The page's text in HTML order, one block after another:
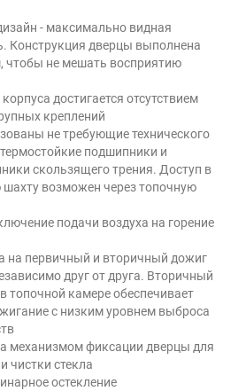
- максимально видная
Конструкция дверцы выполнена
чтобы не мешать восприятию
достигается отсутствием
креплений
не требующие технического
подшипники и
скользящего трения. Доступ в
шахту возможен через топочную
подачи воздуха на горение
на первичный и вторичный дожиг
друг от друга. Вторичный
топочной камере обеспечивает
с низким уровнем выброса
механизмом фиксации дверцы для
чистки стекла
остекление